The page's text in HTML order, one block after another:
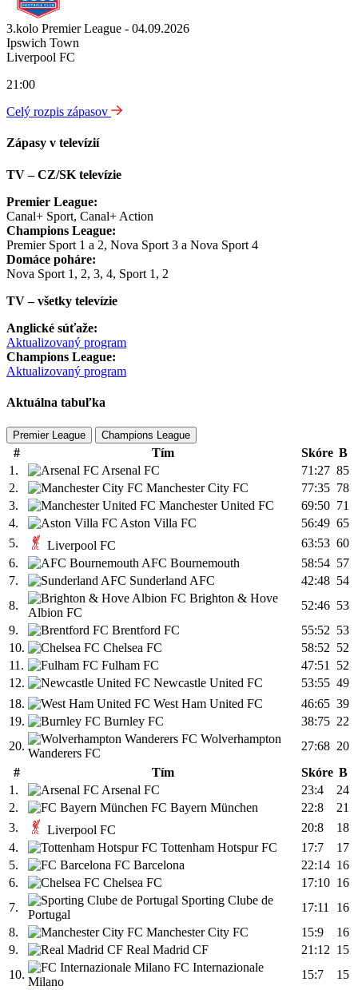
3.kolo Premier League - 04.09.2026
Ipswich Town
Liverpool FC
21:00
Celý rozpis zápasov
Zápasy v televízií
TV – CZ/SK televízie
Premier League:
Canal+ Sport, Canal+ Action
Champions League:
Premier Sport 1 a 2, Nova Sport 3 a Nova Sport 4
Domáce poháre:
Nova Sport 1, 2, 3, 4, Sport 1, 2
TV – všetky televízie
Anglické súťaže:
Aktualizovaný program
Champions League:
Aktualizovaný program
Aktuálna tabuľka
Premier League Champions League
# Tím Skóre B
1.
Arsenal FC 71:27 85
2.
Manchester City FC 77:35 78
3.
Manchester United FC 69:50 71
4.
Aston Villa FC 56:49 65
5.
Liverpool FC 63:53 60
6.
AFC Bournemouth 58:54 57
7.
Sunderland AFC 42:48 54
8.
Brighton & Hove
Albion FC
52:46 53
9.
Brentford FC 55:52 53
10.
Chelsea FC 58:52 52
11.
Fulham FC 47:51
52
12.
Newcastle United FC 53:55 49
18.
West Ham United FC 46:65 39
19.
Burnley FC 38:75 22
20.
Wolverhampton
Wanderers FC
27:68 20
#
Tím Skóre B
1.
Arsenal FC 23:4
24
2.
FC Bayern München 22:8
21
3.
Liverpool FC 20:8
18
4.
Tottenham Hotspur FC 17:7
17
5.
FC Barcelona 22:14 16
6.
Chelsea FC 17:10 16
7.
Sporting Clube de
Portugal
17:11
16
8.
Manchester City FC 15:9
16
9.
Real Madrid CF 21:12 15
10.
FC Internazionale
Milano
15:7
15